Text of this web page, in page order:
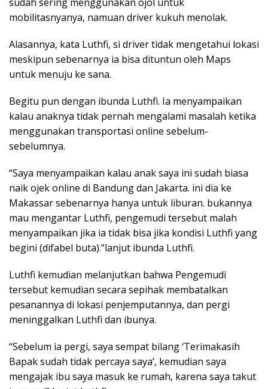
sudah sering menggunakan ojol untuk
mobilitasnyanya, namuan driver kukuh menolak.
Alasannya, kata Luthfi, si driver tidak mengetahui lokasi
meskipun sebenarnya ia bisa dituntun oleh Maps
untuk menuju ke sana.
Begitu pun dengan ibunda Luthfi. Ia menyampaikan
kalau anaknya tidak pernah mengalami masalah ketika
menggunakan transportasi online sebelum-
sebelumnya.
“Saya menyampaikan kalau anak saya ini sudah biasa
naik ojek online di Bandung dan Jakarta. ini dia ke
Makassar sebenarnya hanya untuk liburan. bukannya
mau mengantar Luthfi, pengemudi tersebut malah
menyampaikan jika ia tidak bisa jika kondisi Luthfi yang
begini (difabel buta).”lanjut ibunda Luthfi.
Luthfi kemudian melanjutkan bahwa Pengemudi
tersebut kemudian secara sepihak membatalkan
pesanannya di lokasi penjemputannya, dan pergi
meninggalkan Luthfi dan ibunya.
“Sebelum ia pergi, saya sempat bilang ‘Terimakasih
Bapak sudah tidak percaya saya’, kemudian saya
mengajak ibu saya masuk ke rumah, karena saya takut